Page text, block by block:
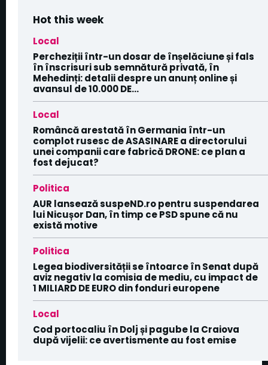
Hot this week
Local
Percheziții într-un dosar de înșelăciune și fals
în înscrisuri sub semnătură privată, în
Mehedinți: detalii despre un anunț online și
avansul de 10.000 DE...
Local
Româncă arestată în Germania într-un
complot rusesc de ASASINARE a directorului
unei companii care fabrică DRONE: ce plan a
fost dejucat?
Politica
AUR lansează suspeND.ro pentru suspendarea
lui Nicușor Dan, în timp ce PSD spune că nu
există motive
Politica
Legea biodiversității se întoarce în Senat după
aviz negativ la comisia de mediu, cu impact de
1 MILIARD DE EURO din fonduri europene
Local
Cod portocaliu în Dolj și pagube la Craiova
după vijelii: ce avertismente au fost emise